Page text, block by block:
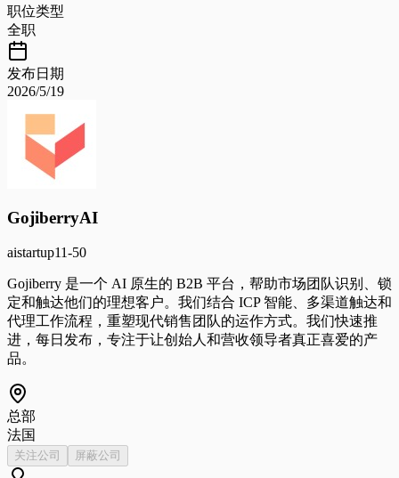
职位类型
全职
发布日期
2026/5/19
GojiberryAI
aistartup11-50
Gojiberry 是一个 AI 原生的 B2B 平台，帮助市场团队识别、锁
定和触达他们的理想客户。我们结合 ICP 智能、多渠道触达和
代理工作流程，重塑现代销售团队的运作方式。我们快速推
进，每日发布，专注于让创始人和营收领导者真正喜爱的产
品。
总部
法国
关注公司 屏蔽公司